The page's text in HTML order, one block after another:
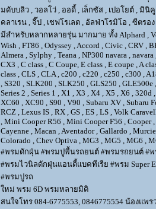
มดับบลิว , วอลโว่ , ออดี้ , เล็กซัส , เปอโยต์ , มินิ
คลาเรน , จี๊ป , เชฟโรเลต , อัลฟ่าโรมิโอ , ซีตร
มีสำหรับหลากหลายรุ่น มากมาย ทั้ง Alphard ,
Wish , FT86 , Odyssey , Accord , Civic , CRV ,
Almera , Sylphy , Teana , NP300 navara ,
CX3 , C class , C Coupe, E class , E coupe , A
class , CLS , CLA , c200 , c220 , c250 , c300 ,
, S320 , SLK200 , SLK250 , GLS250 , GLE500e
Series 2 , Series 1 , X1 , X3 , X4 , X5 , X6 ,
XC60 , XC90 , S90 , V90 , Subaru XV , Subaru
RCZ , Lexus IS , RX , GS , ES , LS , Volk
, Mini Cooper R56 , Mini Cooper F56 , Cooper
Cayenne , Macan , Aventador , Gallardo ,
Colorado , Chev Optiva , MG3 , MG5 , MG6 ,
#พรมดักฝุ่น #พรมปูพื้นรถยนต์ #พรมรถยนต์ #พ
#พรมไวนิลดักฝุ่นแอนตี้แบคทีเรีย #พรม Super
#พรมปูรถ
ใหม่ พรม 6D พรมหลายมิติ
สนใจโทร 084-6775553, 0846775554 น้องแพ